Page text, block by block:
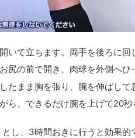
いて立ちます。両手を後ろに回
尻の前で開き、肉球を外側へひ
たまま胸を張り、腕を伸ばして
ら、できるだけ腕を上げて20秒
し、3時間おきに行うと効果的